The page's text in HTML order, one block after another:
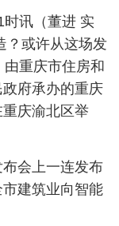
讯（董进 实
？或许从这场发
重庆市住房和
府承办的重庆
庆渝北区举
会上一连发布
建筑业向智能